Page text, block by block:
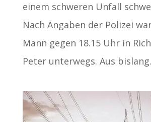
einem schweren Unfall
Nach Angaben der Polizei
Mann gegen 18.15 Uhr in
Peter unterwegs. Aus